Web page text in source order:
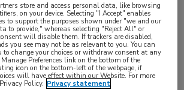
de dag van het gesprek te warm
te tuinieren, favoriete hobby’s van
temperatuur is uitstekend geschikt
gesprek op zijn werk, ervaring
store and access personal data, like browsing
on your device. Selecting "I Accept" enables
to support the purposes shown under "we and our
to provide," whereas selecting "Reject All" or
will disable them. If trackers are disabled,
you see may not be as relevant to you. You can
to change your choices or withdraw consent at any
Preferences link on the bottom of the
icon on the bottom-left of the webpage, if
will have effect within our Website. For more
Policy. Privacy statement